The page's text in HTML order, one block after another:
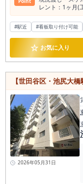
レント：1ヶ⽉(
⼈ 不要,飲⾷店
災警報器（報知
#駅近 #看板取り付け可能
☆ お気に入り
2026年05月31日